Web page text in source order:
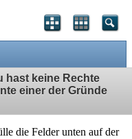
hast keine Rechte
einer der Gründe
die Felder unten auf der